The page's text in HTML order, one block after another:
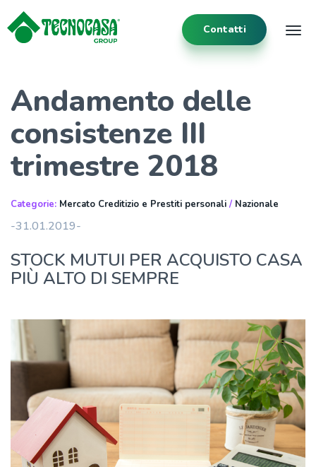
Contatti
Andamento delle
consistenze III
trimestre 2018
Categorie: Mercato Creditizio e Prestiti personali / Nazionale
-31.01.2019-
STOCK MUTUI PER ACQUISTO CASA
PIÙ ALTO DI SEMPRE